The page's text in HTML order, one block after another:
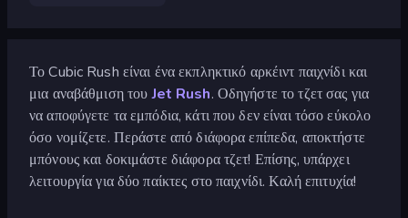
Το Cubic Rush είναι ένα εκπληκτικό αρκέιντ παιχνίδι και
μια αναβάθμιση τουJet Rush. Οδηγήστε το τζετ σας για
να αποφύγετε τα εμπόδια, κάτι που δεν είναι τόσο εύκολο
όσο νομίζετε. Περάστε από διάφορα επίπεδα, αποκτήστε
μπόνους και δοκιμάστε διάφορα τζετ! Επίσης, υπάρχει
λειτουργία για δύο παίκτες στο παιχνίδι. Καλή επιτυχία!